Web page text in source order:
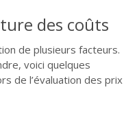
des coûts
de plusieurs facteurs.
voici quelques
de l’évaluation des prix